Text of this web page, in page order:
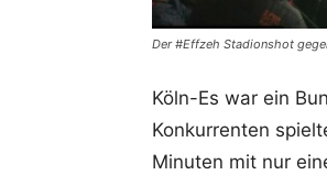
Der #Effzeh Stadionshot
Köln-Es war ein
Konkurrenten
Minuten mit nur